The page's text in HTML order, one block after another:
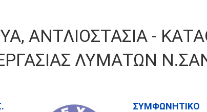
ΑΝΤΛΙΟΣΤΑΣΙΑ -
ΛΥΜΑΤΩΝ
ΣΥΜΦΩΝΗΤΙΚΟ